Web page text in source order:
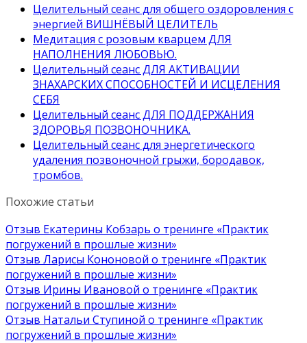
Целительный сеанс для общего оздоровления с
энергией ВИШНЁВЫЙ ЦЕЛИТЕЛЬ
Медитация с розовым кварцем ДЛЯ
НАПОЛНЕНИЯ ЛЮБОВЬЮ.
Целительный сеанс ДЛЯ АКТИВАЦИИ
ЗНАХАРСКИХ СПОСОБНОСТЕЙ И ИСЦЕЛЕНИЯ
СЕБЯ
Целительный сеанс ДЛЯ ПОДДЕРЖАНИЯ
ЗДОРОВЬЯ ПОЗВОНОЧНИКА.
Целительный сеанс для энергетического
удаления позвоночной грыжи, бородавок,
тромбов.
Похожие статьи
Отзыв Екатерины Кобзарь о тренинге «Практик
погружений в прошлые жизни»
Отзыв Ларисы Кононовой о тренинге «Практик
погружений в прошлые жизни»
Отзыв Ирины Ивановой о тренинге «Практик
погружений в прошлые жизни»
Отзыв Натальи Ступиной о тренинге «Практик
погружений в прошлые жизни»